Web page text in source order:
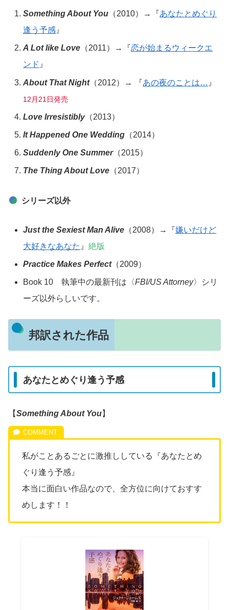
Something About You （2010）→『あなたとめぐり
逢う予感 』
A Lot like Love （2011）→『恋が始まるウィークエ
ンド 』
About That Night（2012）→ 『あの夜のことは… 』
12月21日発売
Love Irresistibly（2013）
It Happened One Wedding （2014）
Suddenly One Summer（2015）
The Thing About Love （2017）
シリーズ以外
Just the Sexiest Man Alive （2008）→『嫌いだけど
大好きなあなた 』絶版
Practice Makes Perfect（2009）
Book 10 執筆中の最新刊は〈FBI/US Attorney〉シリ
ーズ以外らしいです。
邦訳された作品
あなたとめぐり逢う予感
【Something About You】
私がことあるごとに激推ししている『あなたとめ
ぐり逢う予感』
本当に面白い作品なので、全方位に向けておすす
めします！！